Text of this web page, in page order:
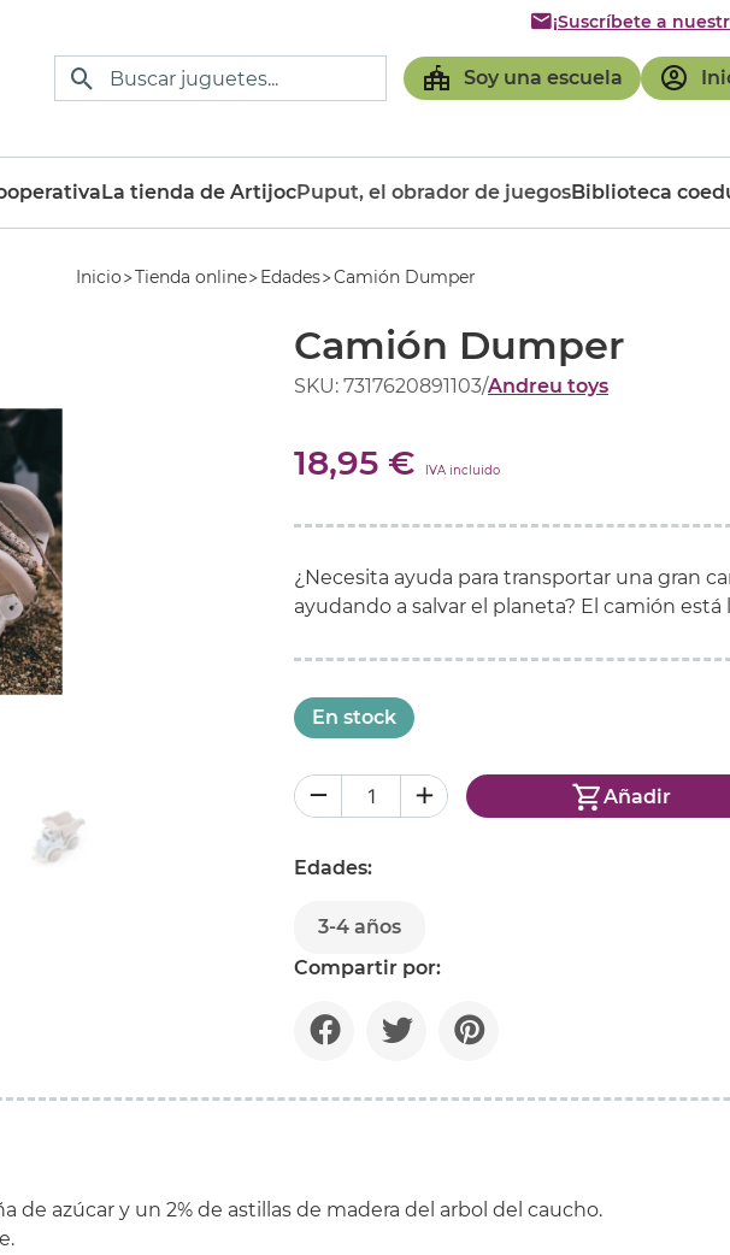
Soy una escuela
¡Suscríbete a
La tienda de ArtijocPuput, el obrador de juegosBiblioteca
Inicio Tienda online Edades Camión Dumper
Camión Dumper
SKU: 7317620891103/Andreu toys
18,95 € IVA incluido
¿Necesita ayuda para transportar una gran
ayudando a salvar el planeta? El camión está
En stock
Añadir
Edades:
3-4 años
Compartir por:
de azúcar y un 2% de astillas de madera del arbol del caucho.